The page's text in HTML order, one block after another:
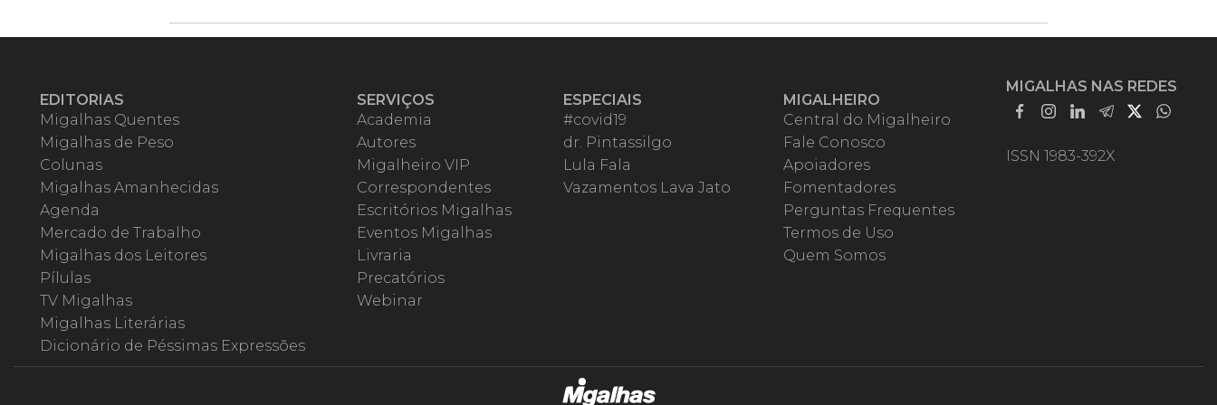
EDITORIAS
Migalhas Quentes
Migalhas de Peso
Colunas
Migalhas Amanhecidas
Agenda
Mercado de Trabalho
Migalhas dos Leitores
Pílulas
TV Migalhas
Migalhas Literárias
Dicionário de Péssimas Expressões
SERVIÇOS
Academia
Autores
Migalheiro VIP
Correspondentes
Escritórios Migalhas
Eventos Migalhas
Livraria
Precatórios
Webinar
ESPECIAIS
#covid19
dr. Pintassilgo
Lula Fala
Vazamentos Lava Jato
MIGALHEIRO
Central do Migalheiro
Fale Conosco
Apoiadores
Fomentadores
Perguntas Frequentes
Termos de Uso
Quem Somos
MIGALHAS NAS REDES
ISSN 1983-392X